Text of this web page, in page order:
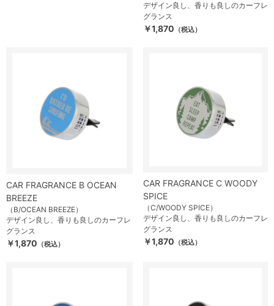
デザイン良し、香りも良しのカーフレ
グランス
￥1,870 （税込）
CAR FRAGRANCE B OCEAN
BREEZE
（B/OCEAN BREEZE）
デザイン良し、香りも良しのカーフレ
グランス
￥1,870 （税込）
CAR FRAGRANCE C WOODY
SPICE
（C/WOODY SPICE）
デザイン良し、香りも良しのカーフレ
グランス
￥1,870 （税込）